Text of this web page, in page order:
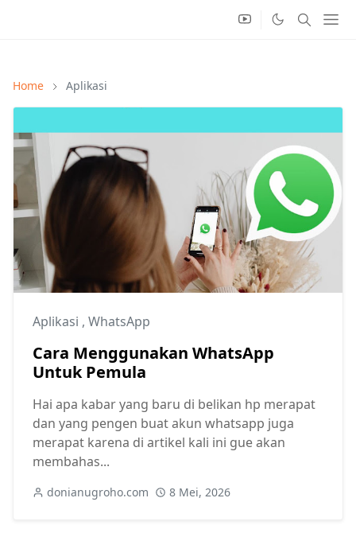
Home Aplikasi
Aplikasi , WhatsApp
Cara Menggunakan WhatsApp
Untuk Pemula
Hai apa kabar yang baru di belikan hp merapat
dan yang pengen buat akun whatsapp juga
merapat karena di artikel kali ini gue akan
membahas...
donianugroho.com 8 Mei, 2026